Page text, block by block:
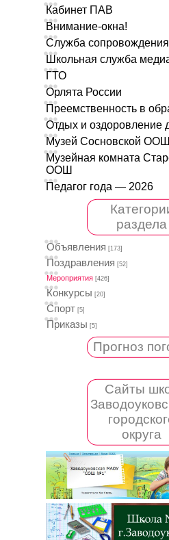
Кабинет ПАВ
Внимание-окна!
Служба сопровождения
Школьная служба
ГТО
Орлята России
Преемственность в
Отдых и оздоровление
Музей Сосновской ООШ
Музейная комната
ООШ
Педагог года — 2026
раздела
Объявления [173]
Поздравления [52]
Мероприятия [426]
Конкурсы [20]
Спорт [5]
Приказы [5]
Прогноз
Сайты
округа